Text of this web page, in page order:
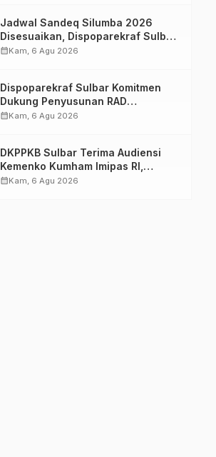
Jadwal Sandeq Silumba 2026
Disesuaikan, Dispoparekraf Sulbar
Pastikan Persiapan Tetap
calendar_monthKam, 6 Agu 2026
Dispoparekraf Sulbar Komitmen
Dukung Penyusunan RAD
TPB/SDGs Sulawesi Barat
calendar_monthKam, 6 Agu 2026
DKPPKB Sulbar Terima Audiensi
Kemenko Kumham Imipas RI,
Perkuat Pelayanan Kesehatan bagi
calendar_monthKam, 6 Agu 2026